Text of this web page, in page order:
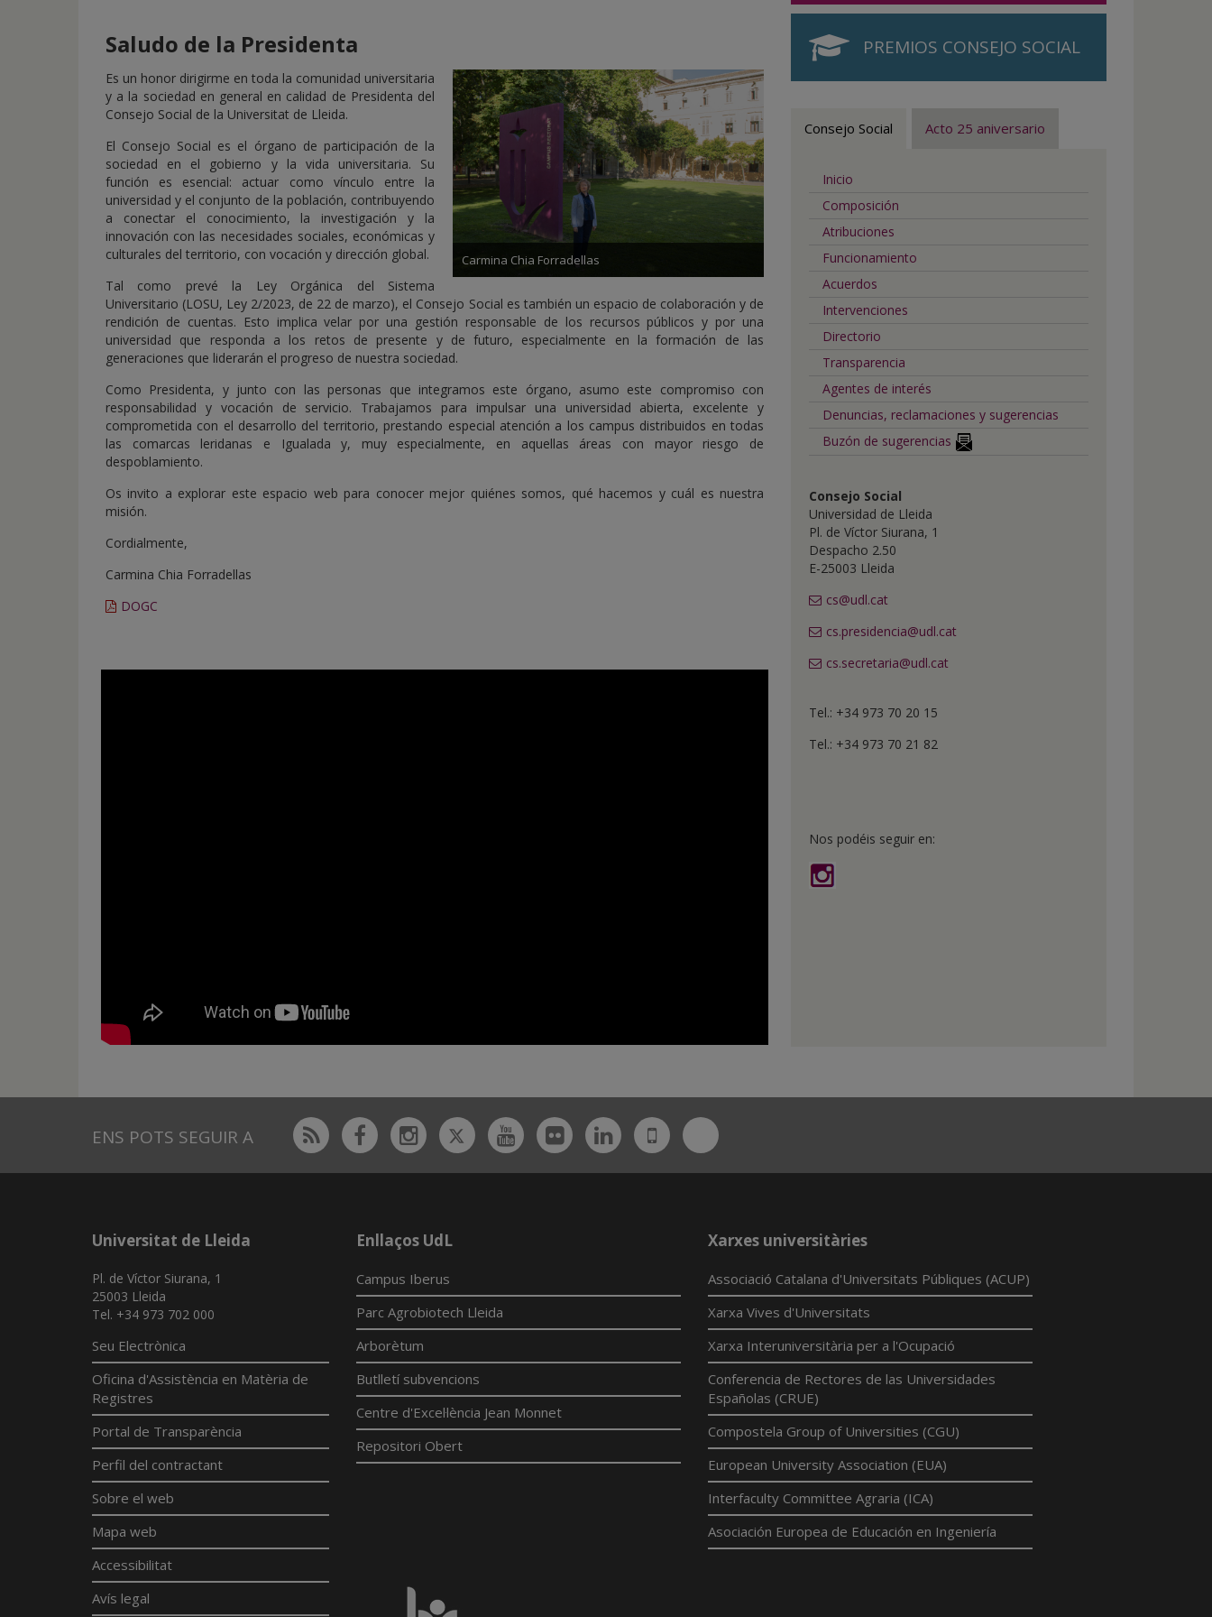
Saludo de la Presidenta
Carmina Chia Forradellas
Es un honor dirigirme en toda la comunidad universitaria
y a la sociedad en general en calidad de Presidenta del
Consejo Social de la Universitat de Lleida.
El Consejo Social es el órgano de participación de la
sociedad en el gobierno y la vida universitaria. Su
función es esencial: actuar como vínculo entre la
universidad y el conjunto de la población, contribuyendo
a conectar el conocimiento, la investigación y la
innovación con las necesidades sociales, económicas y
culturales del territorio, con vocación y dirección global.
Tal como prevé la Ley Orgánica del Sistema
Universitario (LOSU, Ley 2/2023, de 22 de marzo), el Consejo Social es también un espacio de colaboración y de
rendición de cuentas. Esto implica velar por una gestión responsable de los recursos públicos y por una
universidad que responda a los retos de presente y de futuro, especialmente en la formación de las
generaciones que liderarán el progreso de nuestra sociedad.
Como Presidenta, y junto con las personas que integramos este órgano, asumo este compromiso con
responsabilidad y vocación de servicio. Trabajamos para impulsar una universidad abierta, excelente y
comprometida con el desarrollo del territorio, prestando especial atención a los campus distribuidos en todas
las comarcas leridanas e Igualada y, muy especialmente, en aquellas áreas con mayor riesgo de
despoblamiento.
Os invito a explorar este espacio web para conocer mejor quiénes somos, qué hacemos y cuál es nuestra
misión.
Cordialmente,
Carmina Chia Forradellas
DOGC
PREMIOS CONSEJO SOCIAL
Consejo Social Acto 25 aniversario
Inicio
Composición
Atribuciones
Funcionamiento
Acuerdos
Intervenciones
Directorio
Transparencia
Agentes de interés
Denuncias, reclamaciones y sugerencias
Buzón de sugerencias
Consejo Social
Universidad de Lleida
Pl. de Víctor Siurana, 1
Despacho 2.50
E-25003 Lleida
cs@udl.cat
cs.presidencia@udl.cat
cs.secretaria@udl.cat
Tel.: +34 973 70 20 15
Tel.: +34 973 70 21 82
Nos podéis seguir en:
ENS POTS SEGUIR A Rss FacebookInstagram
TwitterYoutubeFlickrLinkedin
UdL
App
Bluesky
Universitat de Lleida
Pl. de Víctor Siurana, 1
25003 Lleida
Tel. +34 973 702 000
Seu Electrònica
Oficina d'Assistència en Matèria de
Registres
Portal de Transparència
Perfil del contractant
Sobre el web
Mapa web
Accessibilitat
Avís legal
Enllaços UdL
Campus Iberus
Parc Agrobiotech Lleida
Arborètum
Butlletí subvencions
Centre d'Excel·lència Jean Monnet
Repositori Obert
Xarxes universitàries
Associació Catalana d'Universitats Públiques (ACUP)
Xarxa Vives d'Universitats
Xarxa Interuniversitària per a l'Ocupació
Conferencia de Rectores de las Universidades
Españolas (CRUE)
Compostela Group of Universities (CGU)
European University Association (EUA)
Interfaculty Committee Agraria (ICA)
Asociación Europea de Educación en Ingeniería